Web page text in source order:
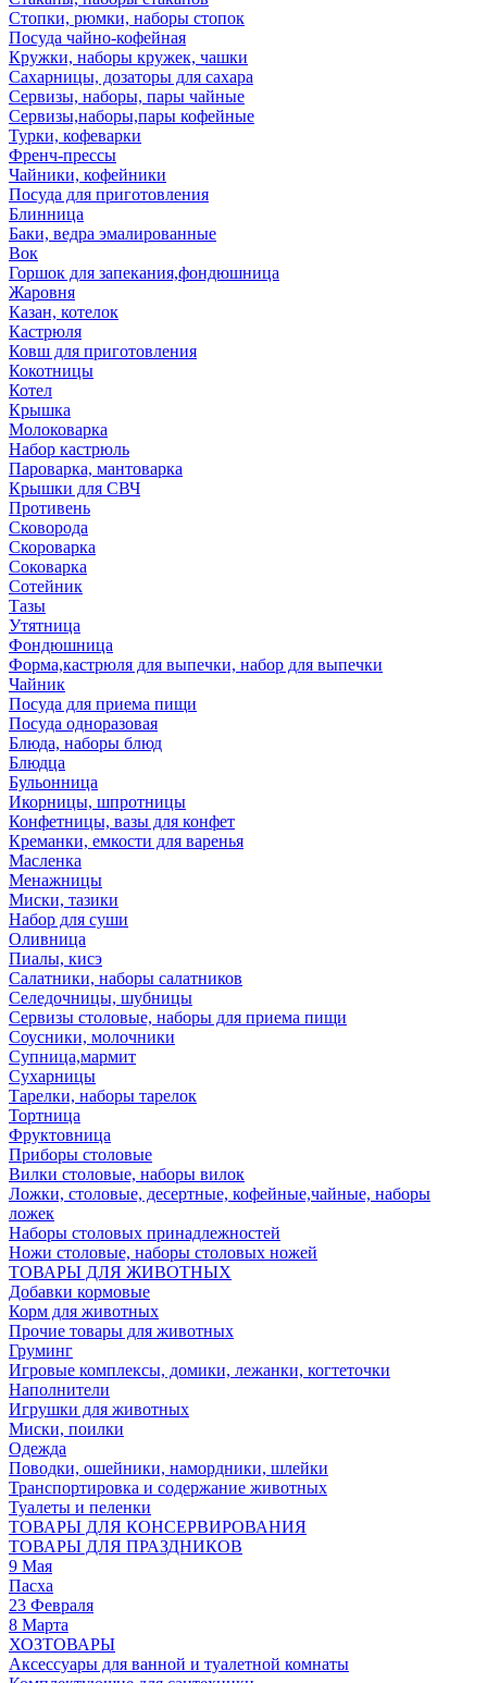
Стопки, рюмки, наборы стопок
Посуда чайно-кофейная
Кружки, наборы кружек, чашки
Сахарницы, дозаторы для сахара
Сервизы, наборы, пары чайные
Сервизы,наборы,пары кофейные
Турки, кофеварки
Френч-прессы
Чайники, кофейники
Посуда для приготовления
Блинница
Баки, ведра эмалированные
Вок
Горшок для запекания,фондюшница
Жаровня
Казан, котелок
Кастрюля
Ковш для приготовления
Кокотницы
Котел
Крышка
Молоковарка
Набор кастрюль
Пароварка, мантоварка
Крышки для СВЧ
Противень
Сковорода
Скороварка
Соковарка
Сотейник
Тазы
Утятница
Фондюшница
Форма,кастрюля для выпечки, набор для выпечки
Чайник
Посуда для приема пищи
Посуда одноразовая
Блюда, наборы блюд
Блюдца
Бульонница
Икорницы, шпротницы
Конфетницы, вазы для конфет
Креманки, емкости для варенья
Масленка
Менажницы
Миски, тазики
Набор для суши
Оливница
Пиалы, кисэ
Салатники, наборы салатников
Селедочницы, шубницы
Сервизы столовые, наборы для приема пищи
Соусники, молочники
Супница,мармит
Сухарницы
Тарелки, наборы тарелок
Тортница
Фруктовница
Приборы столовые
Вилки столовые, наборы вилок
Ложки, столовые, десертные, кофейные,чайные, наборы
ложек
Наборы столовых принадлежностей
Ножи столовые, наборы столовых ножей
ТОВАРЫ ДЛЯ ЖИВОТНЫХ
Добавки кормовые
Корм для животных
Прочие товары для животных
Груминг
Игровые комплексы, домики, лежанки, когтеточки
Наполнители
Игрушки для животных
Миски, поилки
Одежда
Поводки, ошейники, намордники, шлейки
Транспортировка и содержание животных
Туалеты и пеленки
ТОВАРЫ ДЛЯ КОНСЕРВИРОВАНИЯ
ТОВАРЫ ДЛЯ ПРАЗДНИКОВ
9 Мая
Пасха
23 Февраля
8 Марта
ХОЗТОВАРЫ
Аксессуары для ванной и туалетной комнаты